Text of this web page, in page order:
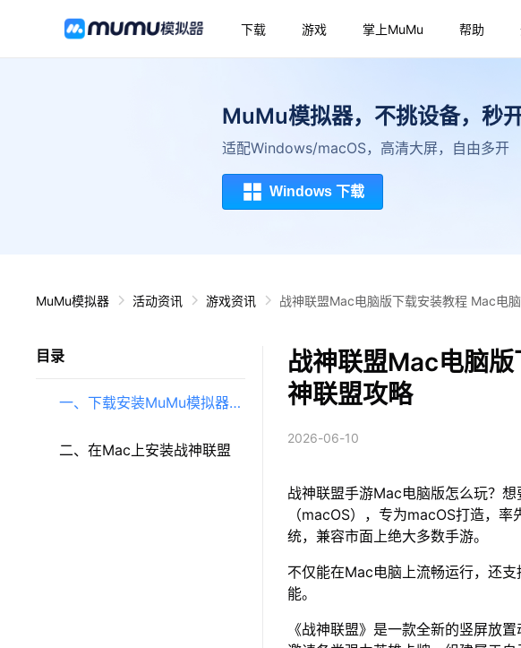
下载 游戏 掌上MuMu 帮助
MuMu模拟器，不挑设备，秒开
适配Windows/macOS，高清大屏，自由多开
Windows 下载
MuMu模拟器 活动资讯 游戏资讯 战神联盟Mac电脑版下载安装教程 Mac电
目录
一、下载安装MuMu模拟器
（macOS）（原MuMu模拟
二、在Mac上安装战神联盟
战神联盟Mac电脑
神联盟攻略
2026-06-10
战神联盟手游Mac电脑版怎么玩？
（macOS），专为macOS打造，
统，兼容市面上绝大多数手游。
不仅能在Mac电脑上流畅运行，还
能。
《战神联盟》是一款全新的竖屏放